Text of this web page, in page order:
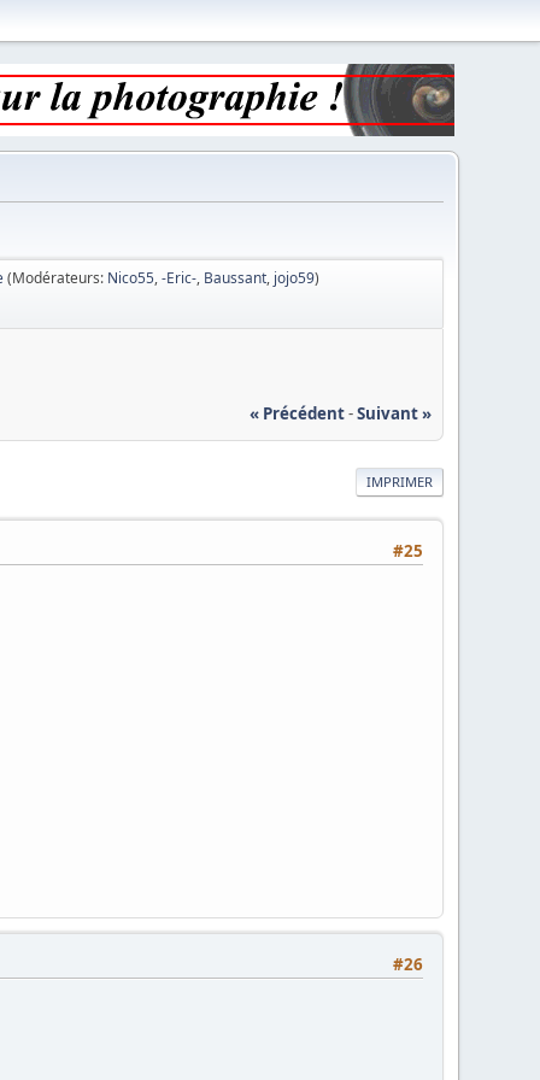
(Modérateurs: Nico55,-Eric-, Baussant, jojo59)
« Précédent-Suivant »
IMPRIMER
#25
#26